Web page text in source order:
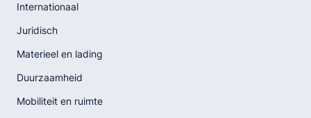
Internationaal
Juridisch
Materieel en lading
Duurzaamheid
Mobiliteit en ruimte